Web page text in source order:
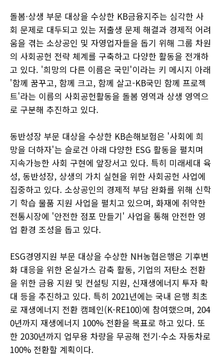
돌봄·상생 부문 대상을 수상한 KB금융지주는 심각한 사
회 문제로 대두되고 있는 저출생 문제 해결과 경제적 어려
움을 겪는 소상공인 및 자영업자들을 돕기 위해 그룹 차원
의 사회공헌 전략 체계를 구축하고 다양한 활동을 전개하
고 있다. '희망의 다른 이름은 국민'이라는 키 메시지 아래
'함께 꿈꾸고, 함께 크고, 함께 살고-KB국민 함께 프로젝
트'라는 이름의 사회공헌활동을 돌봄 영역과 상생 영역으
로 구분해 추진하고 있다.
동반성장 부문 대상을 수상한 KB손해보험은 '사회에 희
망을 더하자'는 슬로건 아래 다양한 ESG 활동을 펼치며
지속가능한 사회 구현에 앞장서고 있다. 특히 미래세대 육
성, 동반성장, 상생의 가치 실현을 위한 사회공헌 사업에
집중하고 있다. 소상공인의 경제적 부담 완화를 위해 신학
기 학습 물품 지원 사업을 펼치고 있으며, 화재에 취약한
전통시장에 '안전한 점포 만들기' 사업을 통해 안전한 영
업 환경 조성을 돕고 있다.
ESG경영지원 부문 대상을 수상한 NH농협은행은 기후변
화 대응을 위한 온실가스 감축 활동, 기업의 저탄소 전환
을 위한 금융 지원 및 컨설팅 지원, 신재생에너지 투자 확
대 등을 추진하고 있다. 특히 2021년에는 국내 은행 최초
로 재생에너지 전환 캠페인(K-RE100)에 참여했으며, 204
0년까지 재생에너지 100% 전환을 목표로 하고 있다. 또
한 2030년까지 업무용 차량을 무공해 전기·수소 자동차로
100% 전환할 계획이다.